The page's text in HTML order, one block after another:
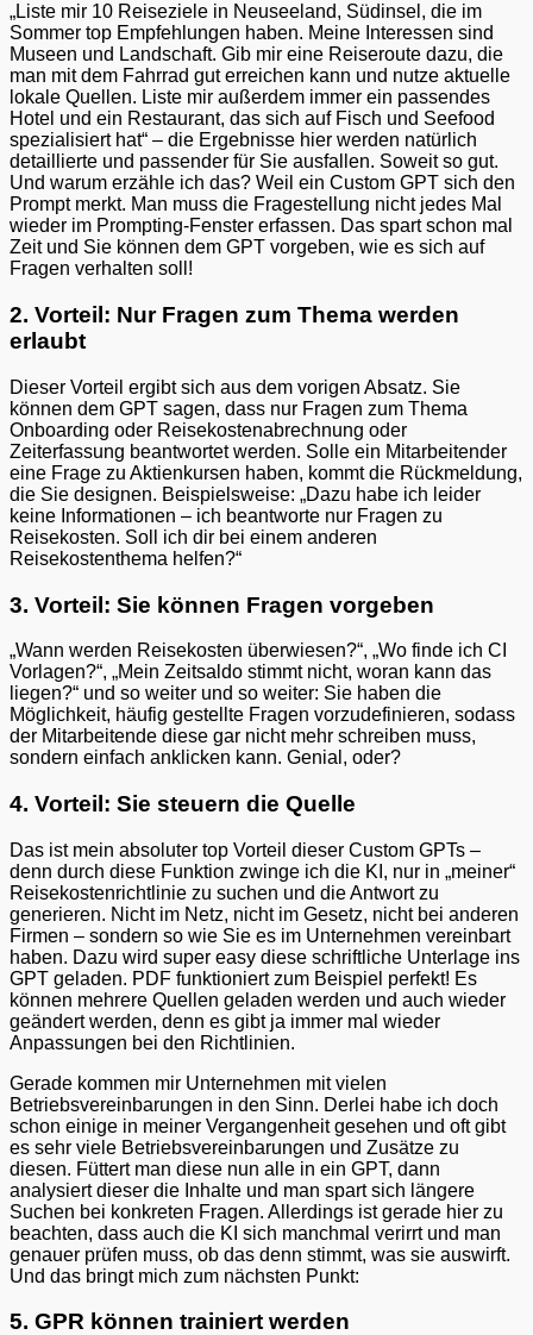
„Liste mir 10 Reiseziele in Neuseeland, Südinsel, die im
Sommer top Empfehlungen haben. Meine Interessen sind
Museen und Landschaft. Gib mir eine Reiseroute dazu, die
man mit dem Fahrrad gut erreichen kann und nutze aktuelle
lokale Quellen. Liste mir außerdem immer ein passendes
Hotel und ein Restaurant, das sich auf Fisch und Seefood
spezialisiert hat“ – die Ergebnisse hier werden natürlich
detaillierte und passender für Sie ausfallen. Soweit so gut.
Und warum erzähle ich das? Weil ein Custom GPT sich den
Prompt merkt. Man muss die Fragestellung nicht jedes Mal
wieder im Prompting-Fenster erfassen. Das spart schon mal
Zeit und Sie können dem GPT vorgeben, wie es sich auf
Fragen verhalten soll!
2. Vorteil: Nur Fragen zum Thema werden
erlaubt
Dieser Vorteil ergibt sich aus dem vorigen Absatz. Sie
können dem GPT sagen, dass nur Fragen zum Thema
Onboarding oder Reisekostenabrechnung oder
Zeiterfassung beantwortet werden. Solle ein Mitarbeitender
eine Frage zu Aktienkursen haben, kommt die Rückmeldung,
die Sie designen. Beispielsweise: „Dazu habe ich leider
keine Informationen – ich beantworte nur Fragen zu
Reisekosten. Soll ich dir bei einem anderen
Reisekostenthema helfen?“
3. Vorteil: Sie können Fragen vorgeben
„Wann werden Reisekosten überwiesen?“, „Wo finde ich CI
Vorlagen?“, „Mein Zeitsaldo stimmt nicht, woran kann das
liegen?“ und so weiter und so weiter: Sie haben die
Möglichkeit, häufig gestellte Fragen vorzudefinieren, sodass
der Mitarbeitende diese gar nicht mehr schreiben muss,
sondern einfach anklicken kann. Genial, oder?
4. Vorteil: Sie steuern die Quelle
Das ist mein absoluter top Vorteil dieser Custom GPTs –
denn durch diese Funktion zwinge ich die KI, nur in „meiner“
Reisekostenrichtlinie zu suchen und die Antwort zu
generieren. Nicht im Netz, nicht im Gesetz, nicht bei anderen
Firmen – sondern so wie Sie es im Unternehmen vereinbart
haben. Dazu wird super easy diese schriftliche Unterlage ins
GPT geladen. PDF funktioniert zum Beispiel perfekt! Es
können mehrere Quellen geladen werden und auch wieder
geändert werden, denn es gibt ja immer mal wieder
Anpassungen bei den Richtlinien.
Gerade kommen mir Unternehmen mit vielen
Betriebsvereinbarungen in den Sinn. Derlei habe ich doch
schon einige in meiner Vergangenheit gesehen und oft gibt
es sehr viele Betriebsvereinbarungen und Zusätze zu
diesen. Füttert man diese nun alle in ein GPT, dann
analysiert dieser die Inhalte und man spart sich längere
Suchen bei konkreten Fragen. Allerdings ist gerade hier zu
beachten, dass auch die KI sich manchmal verirrt und man
genauer prüfen muss, ob das denn stimmt, was sie auswirft.
Und das bringt mich zum nächsten Punkt:
5. GPR können trainiert werden